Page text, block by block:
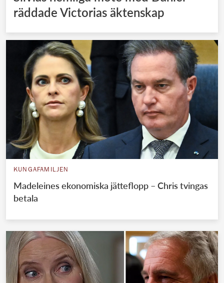
räddade Victorias äktenskap
KUNGAFAMILJEN
Madeleines ekonomiska jätteflopp – Chris tvingas
betala